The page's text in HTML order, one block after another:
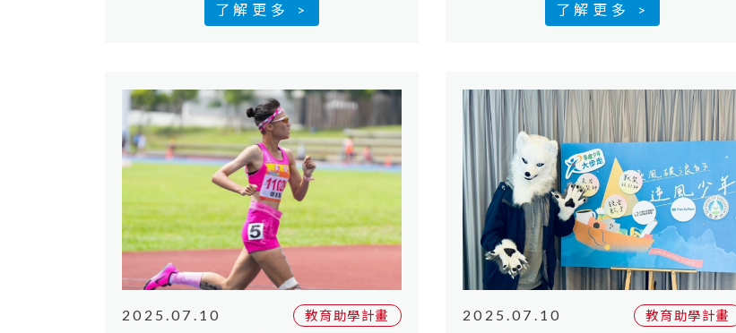
體中日漸穩定。小嘉以前曾有短暫三
風少年大步走計畫」的就業培力課
程，在友善職場中找回自信對烘焙工
作有興趣的她，透過逆風計畫媒合了
烘焙內場的職務，感謝雪山蛋糕提供
友善的職場環境，
了解更多 >
笑起來靦腆的大男孩。即將迎接高三
以做什麼」，這是小瑞向就輔員吐露
的第一個煩惱。因為對未來的迷惘，
小瑞選擇報志願役，覺得比起動腦
筋，需要體力的工作似乎比較做得
來。在就輔
了解更多 >
2025.07.10 教育助學計畫 2025.07.10 教育助學計畫